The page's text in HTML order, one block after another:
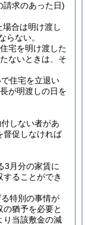
請求のあった日)
合は明け渡し
らない。
宅を明け渡した
ないときは、そ
住宅を立退い
が明渡しの日を
しない者があ
督促しなければ
3月分の家賃に
ることができ
特別の事情が
猶予を必要と
り当該敷金の減